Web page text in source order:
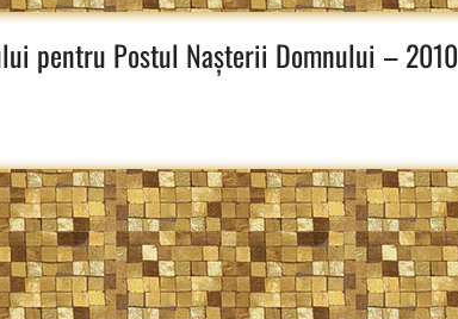
pentru Postul Nașterii Domnului – 2010